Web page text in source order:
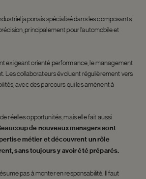
japonais spécialisé dans les composants
principalement pour l’automobile et
exigeant orienté performance, le management
Les collaborateurs évoluent régulièrement vers
avec des parcours qui les amènent à
réelles opportunités, mais elle fait aussi
de nouveaux managers sont
métier et découvrent un rôle
sans toujours y avoir été préparés.
pas à monter en responsabilité. Il faut